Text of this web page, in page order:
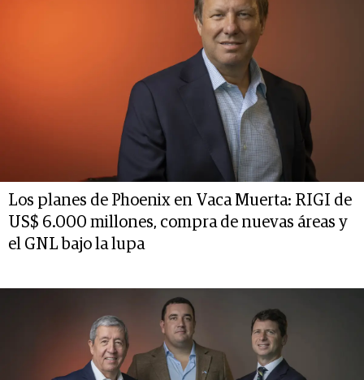
Los planes de Phoenix en Vaca Muerta: RIGI de
US$ 6.000 millones, compra de nuevas áreas y
el GNL bajo la lupa